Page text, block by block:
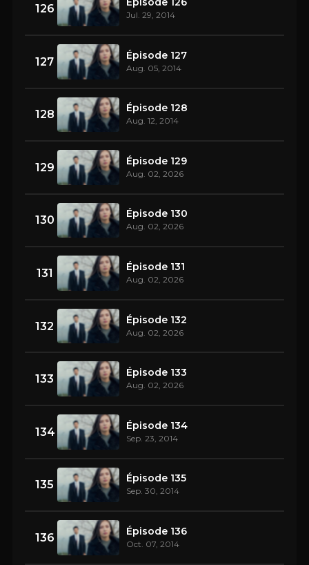
126 Jul. 29, 2014
127 Épisode 127
Aug. 05, 2014
128 Épisode 128
Aug. 12, 2014
129 Épisode 129
Aug. 02, 2026
130 Épisode 130
Aug. 02, 2026
131 Épisode 131
Aug. 02, 2026
132 Épisode 132
Aug. 02, 2026
133 Épisode 133
Aug. 02, 2026
134 Épisode 134
Sep. 23, 2014
135 Épisode 135
Sep. 30, 2014
136 Épisode 136
Oct. 07, 2014